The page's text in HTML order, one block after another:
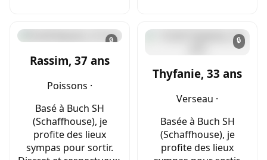
🔒
Rassim, 37 ans
Poissons ·
Basé à Buch SH
(Schaffhouse), je
profite des lieux
sympas pour sortir.
🔒
Thyfanie, 33 ans
Verseau ·
Basée à Buch SH
(Schaffhouse), je
profite des lieux